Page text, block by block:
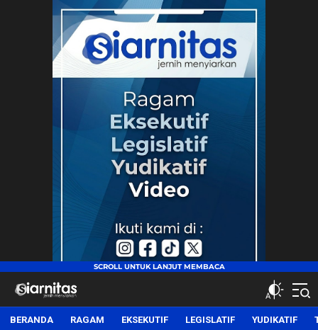
siarnitas
Jernih Menyiarkan
BERANDA RAGAM EKSEKUTIF LEGISLATIF YUDIKATIF